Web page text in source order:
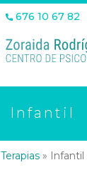
676 10 67 82
Infantil
Terapias » Infantil